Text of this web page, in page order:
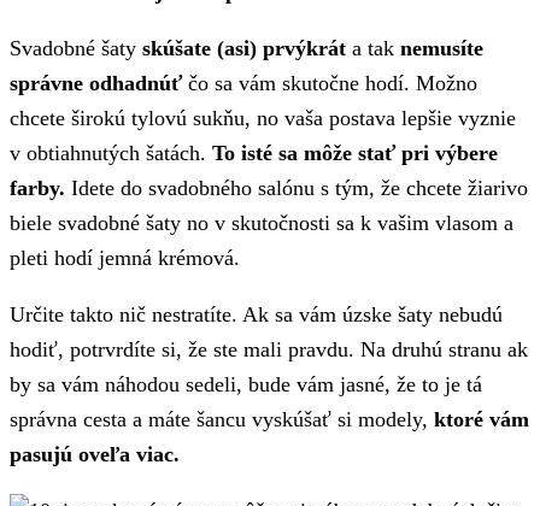
Svadobné šaty skúšate (asi) prvýkrát a tak nemusíte
správne odhadnúťčo sa vám skutočne hodí. Možno
chcete širokú tylovú sukňu, no vaša postava lepšie vyznie
v obtiahnutých šatách. To isté sa môže stať pri výbere
farby. Idete do svadobného salónu s tým, že chcete žiarivo
biele svadobné šaty no v skutočnosti sa k vašim vlasom a
pleti hodí jemná krémová.
Určite takto nič nestratíte. Ak sa vám úzske šaty nebudú
hodiť, potrvrdíte si, že ste mali pravdu. Na druhú stranu ak
by sa vám náhodou sedeli, bude vám jasné, že to je tá
správna cesta a máte šancu vyskúšať si modely, ktoré vám
pasujú oveľa viac.